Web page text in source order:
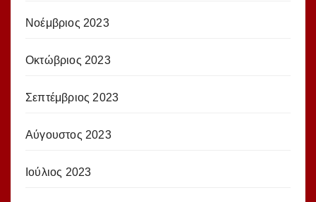
Νοέμβριος 2023
Οκτώβριος 2023
Σεπτέμβριος 2023
Αύγουστος 2023
Ιούλιος 2023